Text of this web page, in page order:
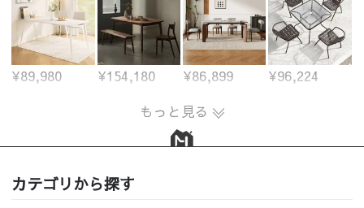
¥89,980 ¥154,180 ¥86,899
¥96,224
もっと見る
カテゴリから探す